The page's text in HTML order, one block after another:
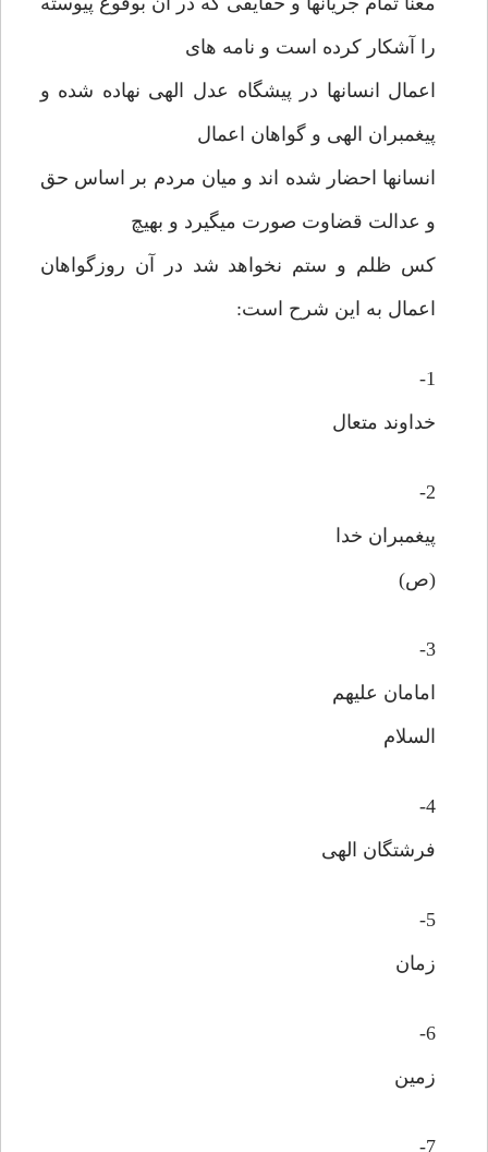
را آشکار کرده است و نامه های
اعمال انسانها در پیشگاه عدل الهی نهاده شده و
پیغمبران الهی و گواهان اعمال
انسانها احضار شده اند و میان مردم بر اساس حق
و عدالت قضاوت صورت میگیرد و بهیچ
کس ظلم و ستم نخواهد شد در آن روزگواهان
اعمال به این شرح است:
1-
خداوند متعال
2-
پیغمبران خدا
(ص)
3-
امامان علیهم
السلام
4-
فرشتگان الهی
5-
زمان
6-
زمین
7-